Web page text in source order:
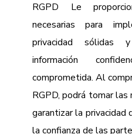
RGPD Le
necesarias para
privacidad sólidas
información
comprometida. Al
RGPD, podrá tomar las
garantizar la
la confianza de las